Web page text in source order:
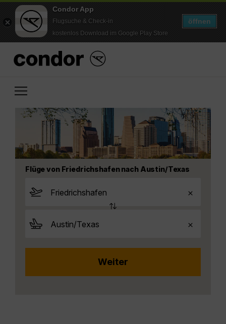
Condor App
Flugsuche & Check-in
kostenlos Download im Google Play Store
öffnen
Flüge von Friedrichshafen nach Austin/Texas